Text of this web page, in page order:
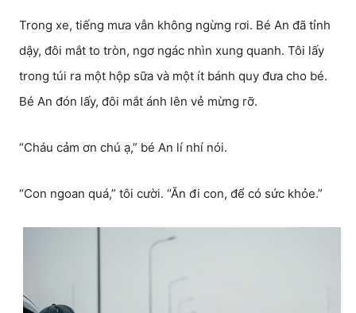
Trong xe, tiếng mưa vẫn không ngừng rơi. Bé An đã tỉnh
dậy, đôi mắt to tròn, ngơ ngác nhìn xung quanh. Tôi lấy
trong túi ra một hộp sữa và một ít bánh quy đưa cho bé.
Bé An đón lấy, đôi mắt ánh lên vẻ mừng rỡ.
“Cháu cảm ơn chú ạ,” bé An lí nhí nói.
“Con ngoan quá,” tôi cười. “Ăn đi con, để có sức khỏe.”